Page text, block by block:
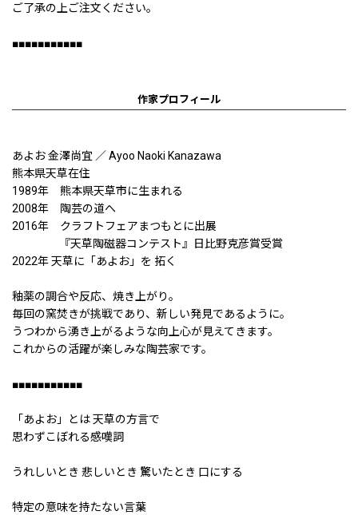
ご了承の上ご注文ください。
■■■■■■■■■■■
作家プロフィール
あよお 金澤尚宜 ／ Ayoo Naoki Kanazawa
熊本県天草在住
1989年 熊本県天草市に生まれる
2008年 陶芸の道へ
2016年 クラフトフェアまつもとに出展
『天草陶磁器コンテスト』日比野克彦賞受賞
2022年 天草に「あよお」を 拓く
釉薬の調合や反応、焼き上がり。
毎回の窯焚きが挑戦であり、新しい発見であるように。
うつわから湧き上がるような向上心が見えてきます。
これからの活躍が楽しみな陶芸家です。
■■■■■■■■■■■
「あよお」とは 天草の方言で
思わずこぼれる感嘆詞
うれしいとき 悲しいとき 驚いたとき 口にする
特定の意味を持たない言葉